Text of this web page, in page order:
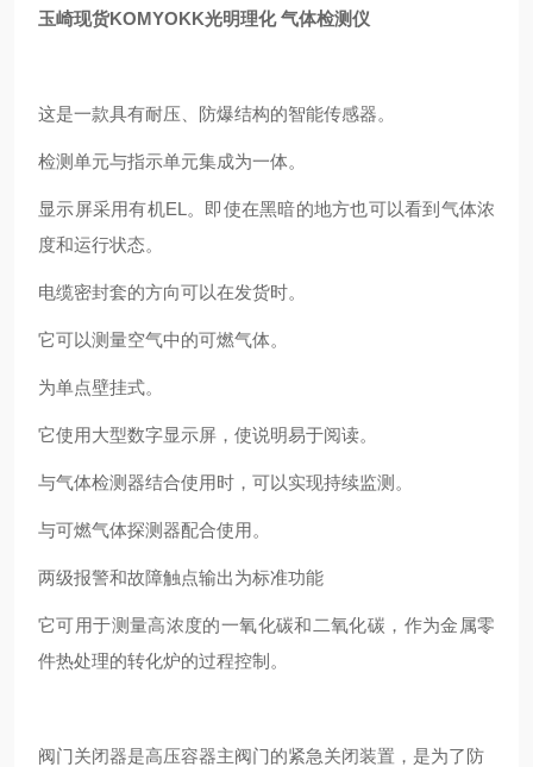
玉崎现货KOMYOKK光明理化 气体检测仪
这是一款具有耐压、防爆结构的智能传感器。
检测单元与指示单元集成为一体。
显示屏采用有机EL。即使在黑暗的地方也可以看到气体浓
度和运行状态。
电缆密封套的方向可以在发货时。
它可以测量空气中的可燃气体。
为单点壁挂式。
它使用大型数字显示屏，使说明易于阅读。
与气体检测器结合使用时，可以实现持续监测。
与可燃气体探测器配合使用。
两级报警和故障触点输出为标准功能
它可用于测量高浓度的一氧化碳和二氧化碳，作为金属零
件热处理的转化炉的过程控制。
阀门关闭器是高压容器主阀门的紧急关闭装置，是为了防